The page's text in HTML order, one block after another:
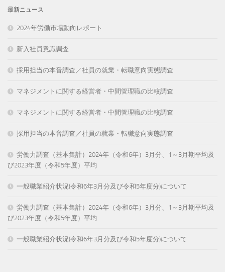
最新ニュース
2024年労働市場動向レポート
新入社員意識調査
採用担当の本音調査／社員の就業・転職意向実態調査
マネジメントに関する経営者・中間管理職の比較調査
マネジメントに関する経営者・中間管理職の比較調査
採用担当の本音調査／社員の就業・転職意向実態調査
労働力調査（基本集計）2024年（令和6年）3月分、1～3月期平均及
び2023年度（令和5年度）平均
一般職業紹介状況(令和6年3月分及び令和5年度分)について
労働力調査（基本集計）2024年（令和6年）3月分、1～3月期平均及
び2023年度（令和5年度）平均
一般職業紹介状況(令和6年3月分及び令和5年度分)について